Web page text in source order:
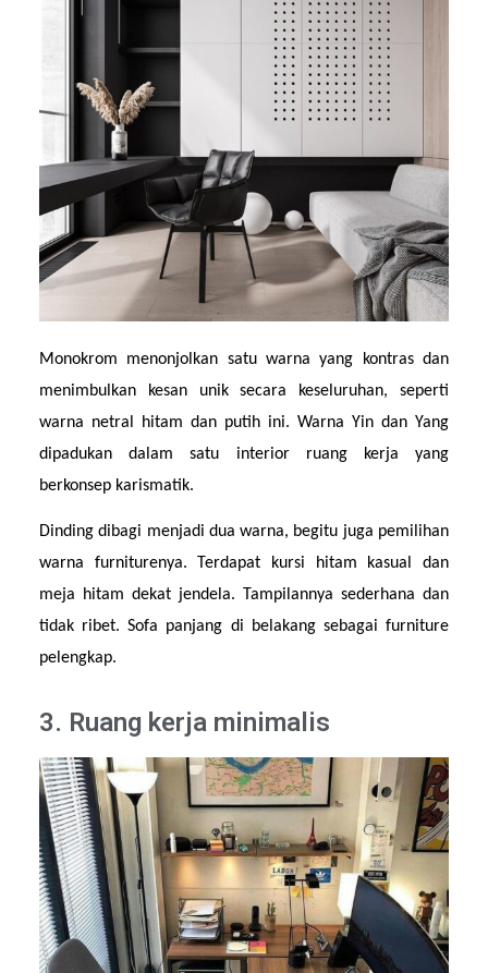
Monokrom menonjolkan satu warna yang kontras dan
menimbulkan kesan unik secara keseluruhan, seperti
warna netral hitam dan putih ini. Warna Yin dan Yang
dipadukan dalam satu interior ruang kerja yang
berkonsep karismatik.
Dinding dibagi menjadi dua warna, begitu juga pemilihan
warna furniturenya. Terdapat kursi hitam kasual dan
meja hitam dekat jendela. Tampilannya sederhana dan
tidak ribet. Sofa panjang di belakang sebagai furniture
pelengkap.
3. Ruang kerja minimalis